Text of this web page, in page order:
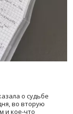
о судьбе
во вторую
и кое-что